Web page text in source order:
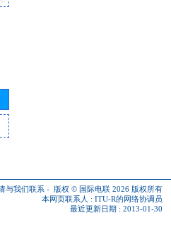
与我们联系 - 版权 © 国际电联 2026 版权所有
本网页联系人 : ITU-R的网络协调员
最近更新日期 : 2013-01-30